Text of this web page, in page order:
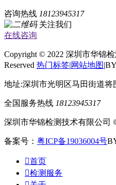
咨询热线 18123945317
关注我们
在线咨询
Copyright © 2022 深圳市华锦
Reserved 热门标签|网站地图
地址:深圳市光明区马田街道
全国服务热线 18123945317
深圳市华锦检测技术有限公司
备案号： 粤ICP备19036004号
首页
检测服务